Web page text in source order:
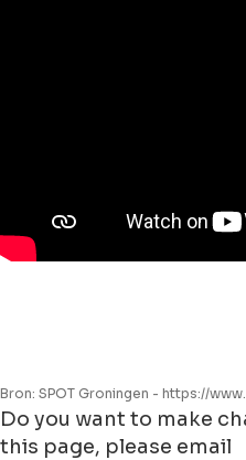
Bron: SPOT Groningen - https://
Do you want to make
this page, please email